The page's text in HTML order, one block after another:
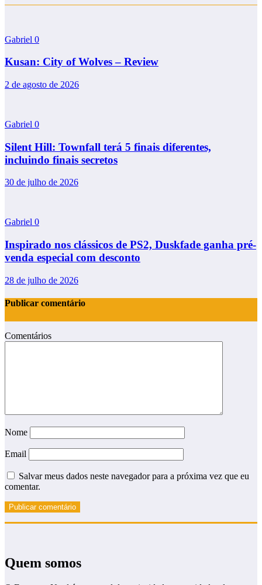
Gabriel 0
Kusan: City of Wolves – Review
2 de agosto de 2026
Gabriel 0
Silent Hill: Townfall terá 5 finais diferentes,
incluindo finais secretos
30 de julho de 2026
Gabriel 0
Inspirado nos clássicos de PS2, Duskfade ganha pré-
venda especial com desconto
28 de julho de 2026
Publicar comentário
Comentários
Nome
Email
Salvar meus dados neste navegador para a próxima vez que eu
comentar.
Quem somos